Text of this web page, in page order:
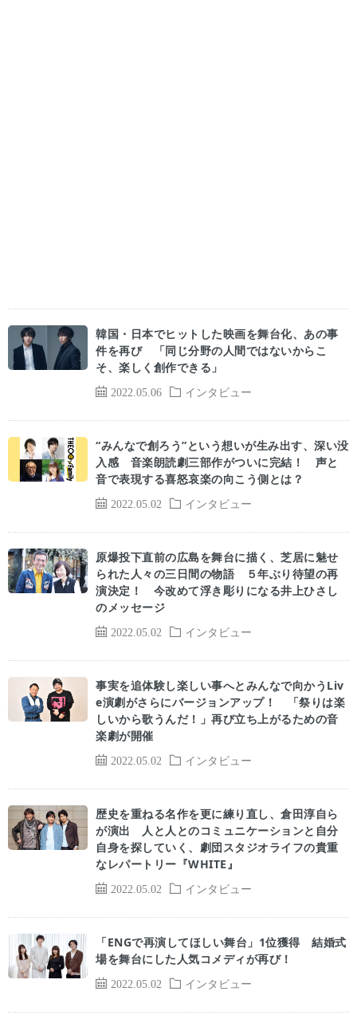
2022.05.06 インタビュー
韓国・日本でヒットした映画を舞台化、あの事
件を再び 「同じ分野の人間ではないからこ
そ、楽しく創作できる」
2022.05.02 インタビュー
“みんなで創ろう”という想いが生み出す、深い没
入感 音楽朗読劇三部作がついに完結！ 声と
音で表現する喜怒哀楽の向こう側とは？
2022.05.02 インタビュー
原爆投下直前の広島を舞台に描く、芝居に魅せ
られた人々の三日間の物語 ５年ぶり待望の再
演決定！ 今改めて浮き彫りになる井上ひさし
のメッセージ
2022.05.02 インタビュー
事実を追体験し楽しい事へとみんなで向かうLiv
e演劇がさらにバージョンアップ！ 「祭りは楽
しいから歌うんだ！」再び立ち上がるための音
楽劇が開催
2022.05.02 インタビュー
歴史を重ねる名作を更に練り直し、倉田淳自ら
が演出 人と人とのコミュニケーションと自分
自身を探していく、劇団スタジオライフの貴重
なレパートリー『WHITE』
2022.05.02 インタビュー
「ENGで再演してほしい舞台」1位獲得 結婚式
場を舞台にした人気コメディが再び！